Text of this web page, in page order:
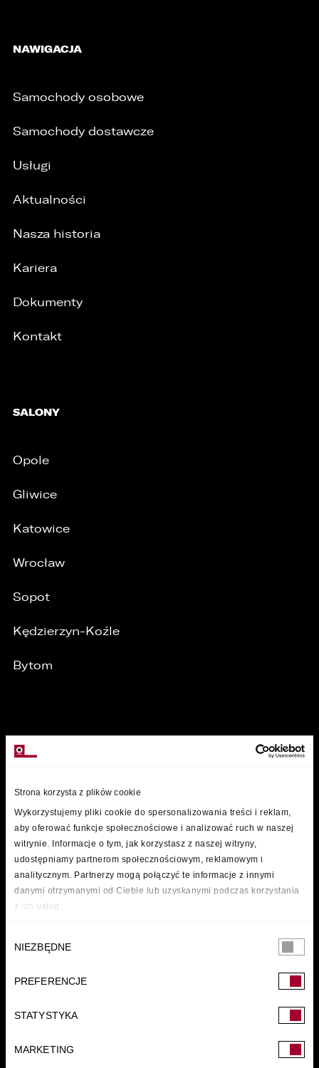
Strona korzysta z plików cookie
Wykorzystujemy pliki cookie do spersonalizowania treści i reklam,
aby oferować funkcje społecznościowe i analizować ruch w naszej
witrynie. Informacje o tym, jak korzystasz z naszej witryny,
udostępniamy partnerom społecznościowym, reklamowym i
analitycznym. Partnerzy mogą połączyć te informacje z innymi
danymi otrzymanymi od Ciebie lub uzyskanymi podczas korzystania
z ich usług.
zgody
NIEZBĘDNE
PREFERENCJE
STATYSTYKA
MARKETING
NAWIGACJA
Samochody osobowe
Samochody dostawcze
Usługi
Aktualności
Nasza historia
Kariera
Dokumenty
Kontakt
SALONY
Opole
Gliwice
Katowice
Wrocław
Sopot
Kędzierzyn-Koźle
Bytom
FUNDACJA